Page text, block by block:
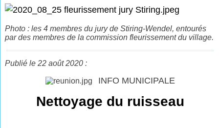
Photo : les 4 membres du jury de Stiring-Wendel, entourés
par des membres de la commission fleurissement du village.
Publié le 22 août 2020 :
INFO MUNICIPALE
Nettoyage du ruisseau